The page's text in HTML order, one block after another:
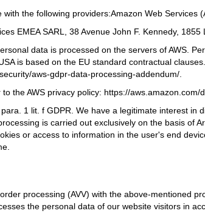
the following providers:Amazon Web Services
EMEA SARL, 38 Avenue John F. Kennedy,
data is processed on the servers of AWS.
is based on the EU standard contractual
aws-gdpr-data-processing-addendum/.
the AWS privacy policy: https://aws.amazon.com/
1 lit. f GDPR. We have a legitimate interest
is carried out exclusively on the basis of
or access to information in the user's end
processing (AVV) with the above-mentioned
the personal data of our website visitors in